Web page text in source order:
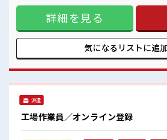
う大手メーカー。 工場内は自動化
カイがあります。 他にもプリペイ
さらに便利な売店も付いてます♪
と1人につき2つを貸出中。 そし
いう好立地！ 寮から電車で仕事に
てすぐ！ ■職場の雰囲気 ≪20代・30代の方活躍中≫ 残業も
ー&ピアスOK♪ 社員食堂・ロッ
詳細を見る
気になるリストに追
派遣
工場作業員／オンライン登録